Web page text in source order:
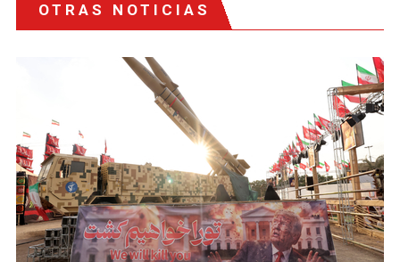
OTRAS NOTICIAS